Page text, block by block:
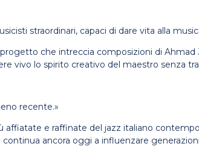
straordinari, capaci di dare vita alla
che intreccia composizioni di
vivo lo spirito creativo del maestro senza
recente.»
affiatate e raffinate del jazz italiano
ancora oggi a influenzare